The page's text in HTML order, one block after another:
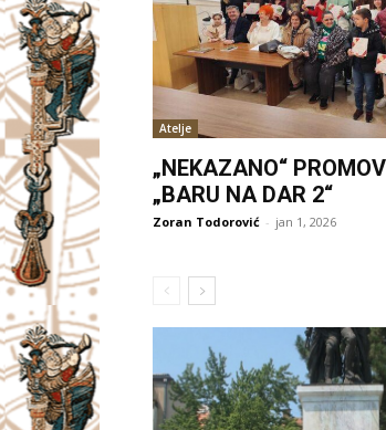
Atelje
„NEKAZANO“
„BARU NA DAR 2“
Zoran Todorović - jan 1, 2026